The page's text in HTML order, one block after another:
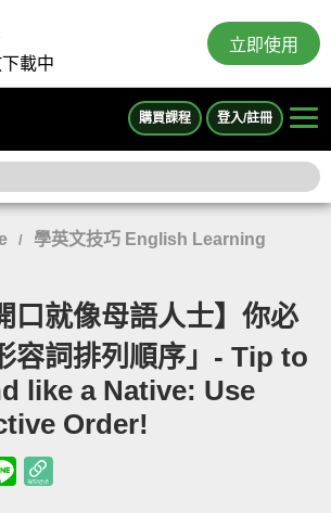
載中
立即使用
購買課程 登入/註冊
/
學英文技巧 English Learning
口就像母語人士】你必
容詞排列順序」- Tip to
like a Native: Use
Order!